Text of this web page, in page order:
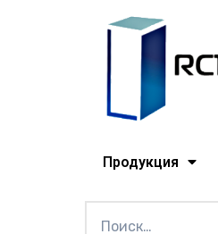
Продукция